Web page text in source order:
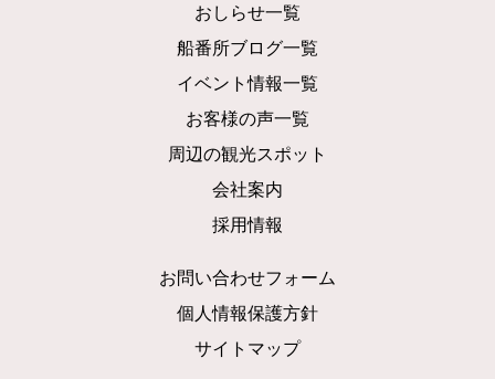
おしらせ一覧
船番所ブログ一覧
イベント情報一覧
お客様の声一覧
周辺の観光スポット
会社案内
採用情報
お問い合わせフォーム
個人情報保護方針
サイトマップ